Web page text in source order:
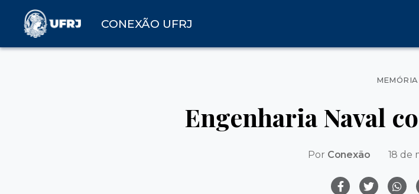
CONEXÃO UFRJ
MEMÓRIA
Engenharia Naval
Por Conexão 18 de